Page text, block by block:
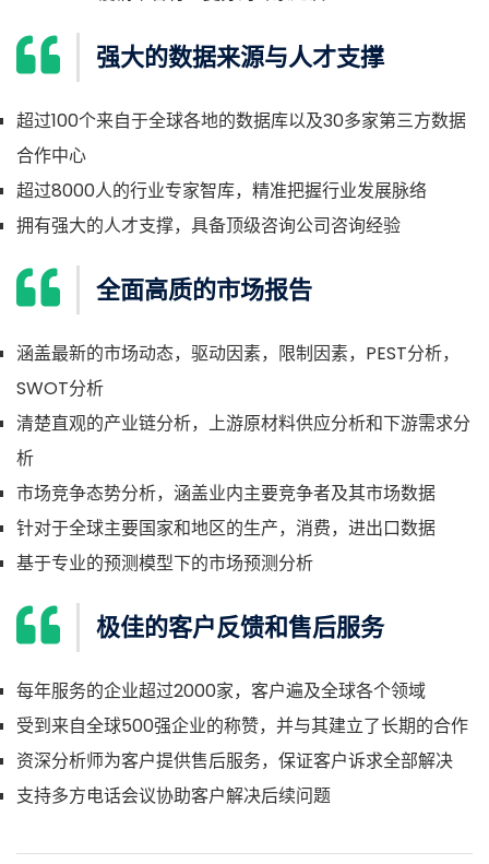
强大的数据来源与人才支撑
超过100个来自于全球各地的数据库以及30多家第三方数据
合作中心
超过8000人的行业专家智库，精准把握行业发展脉络
拥有强大的人才支撑，具备顶级咨询公司咨询经验
全面高质的市场报告
涵盖最新的市场动态，驱动因素，限制因素，PEST分析，
SWOT分析
清楚直观的产业链分析，上游原材料供应分析和下游需求分
析
市场竞争态势分析，涵盖业内主要竞争者及其市场数据
针对于全球主要国家和地区的生产，消费，进出口数据
基于专业的预测模型下的市场预测分析
极佳的客户反馈和售后服务
每年服务的企业超过2000家，客户遍及全球各个领域
受到来自全球500强企业的称赞，并与其建立了长期的合作
资深分析师为客户提供售后服务，保证客户诉求全部解决
支持多方电话会议协助客户解决后续问题